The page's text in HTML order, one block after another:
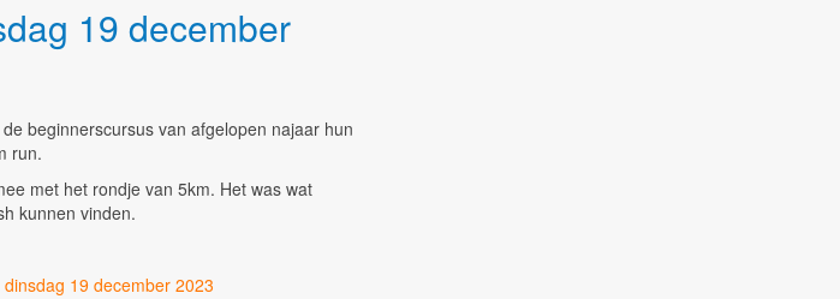
19 december
beginnerscursus van afgelopen najaar hun
run.
met het rondje van 5km. Het was wat
kunnen vinden.
19 december 2023